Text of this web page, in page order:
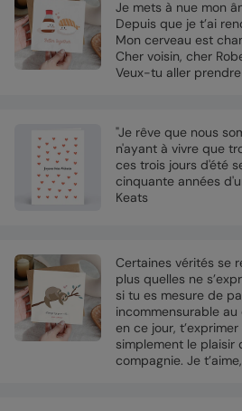
Je mets à nue mon
Depuis que je t’ai
Mon cerveau est
Cher voisin, cher
Veux-tu aller
"Je rêve que nous
n'ayant à vivre que
ces trois jours d'été
cinquante années
Keats
Certaines vérités se
plus quelles ne
si tu es mesure de
incommensurable
en ce jour,
simplement le plaisir
compagnie. Je